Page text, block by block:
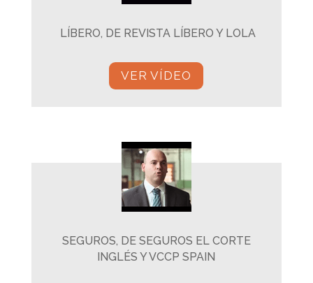
LÍBERO, DE REVISTA LÍBERO Y LOLA
VER VÍDEO
SEGUROS, DE SEGUROS EL CORTE
INGLÉS Y VCCP SPAIN